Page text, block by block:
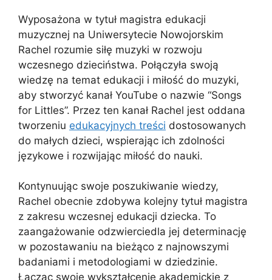
Wyposażona w tytuł magistra edukacji
muzycznej na Uniwersytecie Nowojorskim
Rachel rozumie siłę muzyki w rozwoju
wczesnego dzieciństwa. Połączyła swoją
wiedzę na temat edukacji i miłość do muzyki,
aby stworzyć kanał YouTube o nazwie “Songs
for Littles”. Przez ten kanał Rachel jest oddana
tworzeniu edukacyjnych treści dostosowanych
do małych dzieci, wspierając ich zdolności
językowe i rozwijając miłość do nauki.
Kontynuując swoje poszukiwanie wiedzy,
Rachel obecnie zdobywa kolejny tytuł magistra
z zakresu wczesnej edukacji dziecka. To
zaangażowanie odzwierciedla jej determinację
w pozostawaniu na bieżąco z najnowszymi
badaniami i metodologiami w dziedzinie.
Łącząc swoje wykształcenie akademickie z